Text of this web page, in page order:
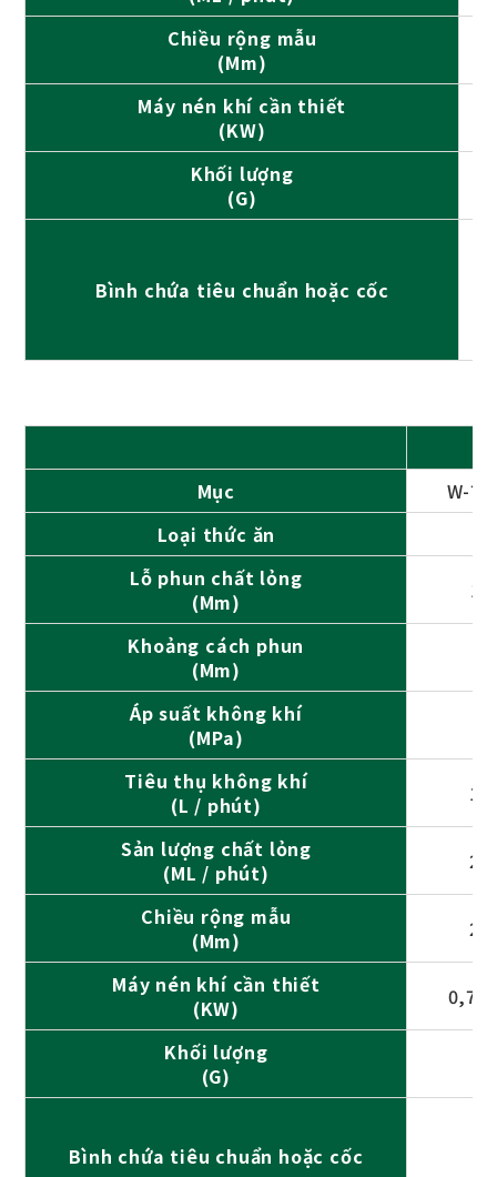
Chiều rộng mẫu
(Mm)
Máy nén khí cần thiết
(KW)
Khối lượng
(G)
Bình chứa tiêu chuẩn hoặc cốc
Mục
W-
Loại thức ăn
Lỗ phun chất lỏng
(Mm)
Khoảng cách phun
(Mm)
Áp suất không khí
(MPa)
Tiêu thụ không khí
(L / phút)
Sản lượng chất lỏng
(ML / phút)
Chiều rộng mẫu
(Mm)
Máy nén khí cần thiết
(KW)
0,75
Khối lượng
(G)
Bình chứa tiêu chuẩn hoặc cốc